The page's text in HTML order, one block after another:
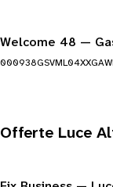
Welcome 48 —
Offerte Luce